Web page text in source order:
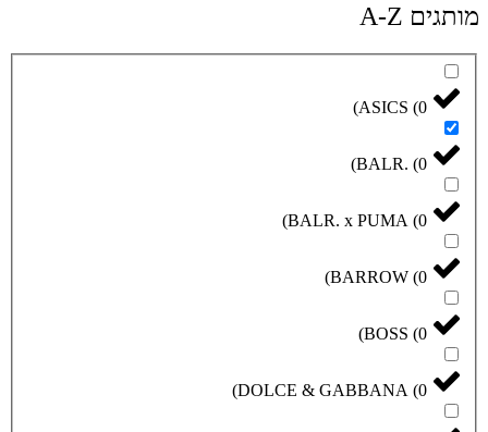
מותגים A-Z
ASICS (0
)
BALR. (0
)
BALR. x PUMA (0
)
BARROW (0
)
BOSS (0
)
DOLCE & GABBANA (0
)